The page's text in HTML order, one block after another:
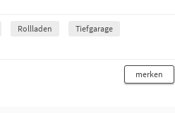
Rollladen
Tiefgarage
merken